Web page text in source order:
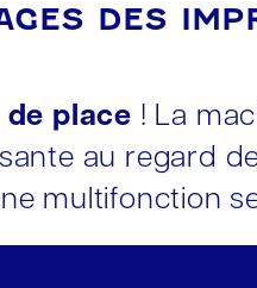
DES
de place ! La
au regard
multifonction